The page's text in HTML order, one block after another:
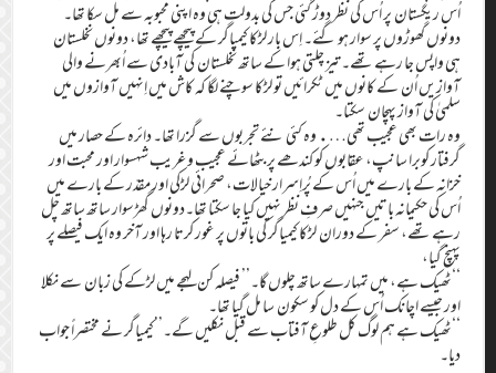
اُس ریگستان پر اُس کی نظر دوڑ گئی جس کی بدولت ہی وہ اپنی محبوبہ سے مل سکا تھا۔
دونوں گھوڑوں پر سوار ہو گئے۔ اِس بار لڑکا کیمیاگر کے پیچھے پیچھے تھا، دونوں نخلستان
ہی واپس جا رہے تھے۔ تیز چلتی ہوا کے ساتھ نخلستان کی آبادی سے اُبھرنے والی
آوازیں اُن کے کانوں میں ٹکرائیں تو لڑکا سوچنے لگا کہ کاش میں اِنہیں آوازوں میں
سلمیٰ کی آواز پہچان سکتا۔
وہ رات بھی عجیب تھی…. وہ کئی نئے تجربوں سے گزرا تھا۔ دائرہ کے حصار میں
گرفتار کوبرا سانپ، عقابوں کو کندھے پر بٹھائے عجیب و غریب شہسوار اور محبت اور
خزانہ کے بارے میں اُس کے پُراِسرار خیالات، صحرائی لڑکی اور مقدّر کے بارے میں
اُس کی حکیمانہ باتیں جنہیں صرفِ نظر نہیں کیا جا سکتا تھا۔دونوں گھڑسوار ساتھ ساتھ چل
رہے تھے، سفر کے دوران لڑکا کیمیاگر کی باتوں پر غور کرتا رہا اور آخر وہ ایک فیصلے پر
پہنچ گیا،
‘‘ٹھیک ہے، میں تمہارے ساتھ چلوں گا۔’’ فیصلہ کن لہجے میں لڑکے کی زبان سے نکلا
اور جیسے اچانک اُس کے دل کو سکون سا مل گیا تھا۔
‘‘ٹھیک ہے ہم لوگ کل طلوعِ آفتاب سے قبل نکلیں گے۔’’کیمیاگر نے مختصراً جواب
دیا۔